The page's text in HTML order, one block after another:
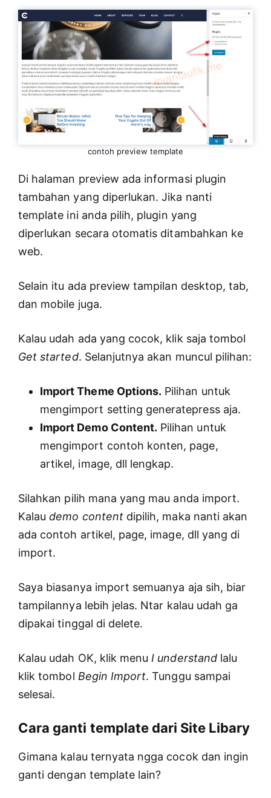
contoh preview template
Di halaman preview ada informasi plugin
tambahan yang diperlukan. Jika nanti
template ini anda pilih, plugin yang
diperlukan secara otomatis ditambahkan ke
web.
Selain itu ada preview tampilan desktop, tab,
dan mobile juga.
Kalau udah ada yang cocok, klik saja tombol
Get started. Selanjutnya akan muncul pilihan:
Import Theme Options. Pilihan untuk
mengimport setting generatepress aja.
Import Demo Content. Pilihan untuk
mengimport contoh konten, page,
artikel, image, dll lengkap.
Silahkan pilih mana yang mau anda import.
Kalau demo contentdipilih, maka nanti akan
ada contoh artikel, page, image, dll yang di
import.
Saya biasanya import semuanya aja sih, biar
tampilannya lebih jelas. Ntar kalau udah ga
dipakai tinggal di delete.
Kalau udah OK, klik menu I understandlalu
klik tombol Begin Import. Tunggu sampai
selesai.
Cara ganti template dari Site Libary
Gimana kalau ternyata ngga cocok dan ingin
ganti dengan template lain?